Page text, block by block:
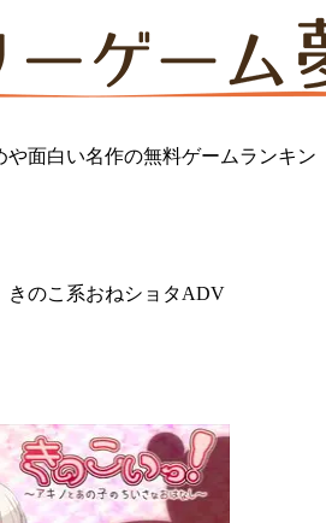
や面白い名作の無料ゲームランキン
きのこ系おねショタADV